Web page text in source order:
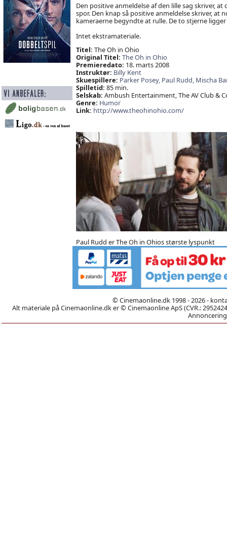
Den positive anmeldelse af den lille sag skriver,
spor. Den knap så positive anmeldelse skriver,
kameraerne begyndte at rulle. De to stjerne
Intet ekstramateriale.
Titel: The Oh in Ohio
Original Titel: The Oh in Ohio
Premieredato: 18. marts 2008
Instruktør: Billy Kent
Skuespillere: Parker Posey, Paul Rudd, Mischa
Spilletid: 85 min.
Selskab: Ambush Entertainment, The AV Club &
Genre: Humor
Link: http://www.theohinohio.com/
Paul Rudd er The Oh in Ohios største lyspunkt
© Cinemaonline.dk 1998 - 2026 -
Alt materiale på Cinemaonline.dk er © Cinemaonline ApS (CVR.: